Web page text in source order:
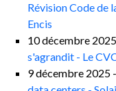
Révision Code de
Encis
10 décembre
s'agrandit - Le
9 décembre 2025 -